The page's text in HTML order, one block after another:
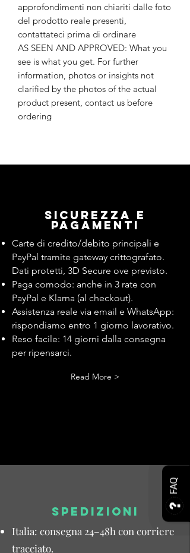
FAQ
approfondimenti non chiariti dalle foto
del prodotto reale presenti,
contattateci prima di ordinare
AS SEEN AND APPROVED: What you
see is what you get. For further
information, photos or insights not
clarified by the photos of the actual
product present, contact us before
ordering
Sicurezza e
pagamenti
Carte di credito/debito principali e
PayPal tramite gateway crittografato.
Dati protetti, 3D Secure ove previsto.
Paga comodo: anche in 3 rate con
PayPal e Klarna (al checkout).
Assistenza reale via email e WhatsApp:
rispondiamo entro 1 giorno lavorativo.
Reso facile: 14 giorni dalla consegna
per ripensarci.
Read More >
SPEDIZIONI
Italia: consegna 24–48h con corriere
tracciato.